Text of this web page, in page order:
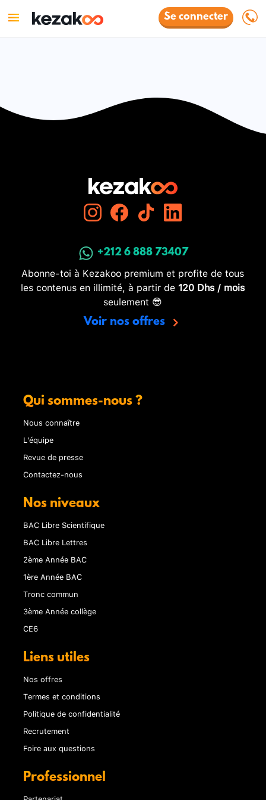
Se connecter
+212 6 888 73407
Abonne-toi à Kezakoo premium et profite de tous
les contenus en illimité, à partir de 120 Dhs / mois
seulement 😎
Voir nos offres
Qui sommes-nous ?
Nous connaître
L'équipe
Revue de presse
Contactez-nous
Nos niveaux
BAC Libre Scientifique
BAC Libre Lettres
2ème Année BAC
1ère Année BAC
Tronc commun
3ème Année collège
CE6
Liens utiles
Nos offres
Termes et conditions
Politique de confidentialité
Recrutement
Foire aux questions
Professionnel